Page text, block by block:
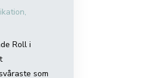
,
Roll i
som